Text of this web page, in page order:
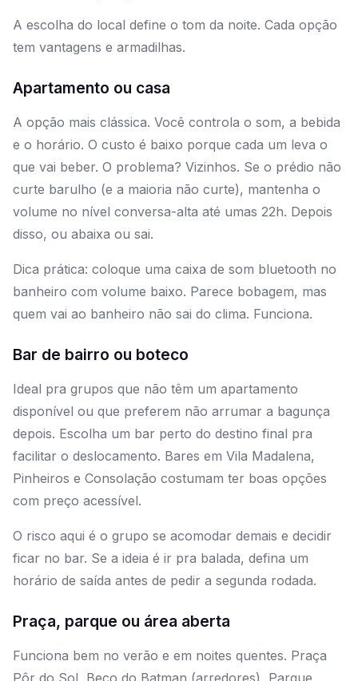
A escolha do local define o tom da noite. Cada opção
tem vantagens e armadilhas.
Apartamento ou casa
A opção mais clássica. Você controla o som, a bebida
e o horário. O custo é baixo porque cada um leva o
que vai beber. O problema? Vizinhos. Se o prédio não
curte barulho (e a maioria não curte), mantenha o
volume no nível conversa-alta até umas 22h. Depois
disso, ou abaixa ou sai.
Dica prática: coloque uma caixa de som bluetooth no
banheiro com volume baixo. Parece bobagem, mas
quem vai ao banheiro não sai do clima. Funciona.
Bar de bairro ou boteco
Ideal pra grupos que não têm um apartamento
disponível ou que preferem não arrumar a bagunça
depois. Escolha um bar perto do destino final pra
facilitar o deslocamento. Bares em Vila Madalena,
Pinheiros e Consolação costumam ter boas opções
com preço acessível.
O risco aqui é o grupo se acomodar demais e decidir
ficar no bar. Se a ideia é ir pra balada, defina um
horário de saída antes de pedir a segunda rodada.
Praça, parque ou área aberta
Funciona bem no verão e em noites quentes. Praça
Pôr do Sol, Beco do Batman (arredores), Parque